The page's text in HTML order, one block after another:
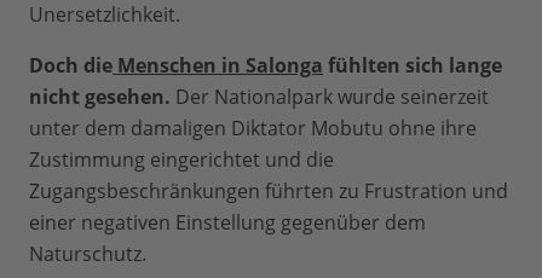
Unersetzlichkeit.
Doch die Menschen in Salonga fühlten sich lange
nicht gesehen. Der Nationalpark wurde seinerzeit
unter dem damaligen Diktator Mobutu ohne ihre
Zustimmung eingerichtet und die
Zugangsbeschränkungen führten zu Frustration und
einer negativen Einstellung gegenüber dem
Naturschutz.